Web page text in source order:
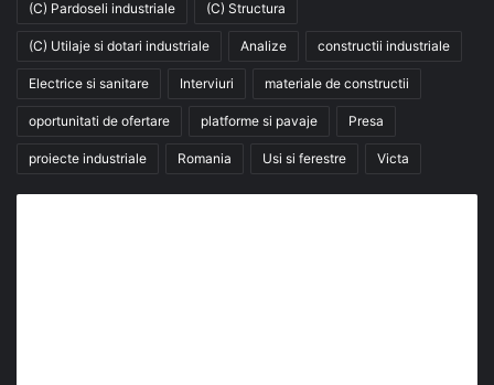
(C) Pardoseli industriale (C) Structura
(C) Utilaje si dotari industriale Analize constructii industriale
Electrice si sanitare Interviuri materiale de constructii
oportunitati de ofertare platforme si pavaje Presa
proiecte industriale Romania Usi si ferestre Victa